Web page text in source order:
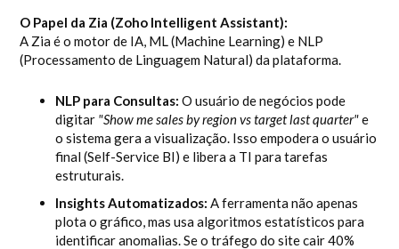
O Papel da Zia (Zoho Intelligent Assistant):
A Zia é o motor de IA, ML (Machine Learning) e NLP
(Processamento de Linguagem Natural) da plataforma.
NLP para Consultas: O usuário de negócios pode
digitar "Show me sales by region vs target last quarter"e
o sistema gera a visualização. Isso empodera o usuário
final (Self-Service BI) e libera a TI para tarefas
estruturais.
Insights Automatizados: A ferramenta não apenas
plota o gráfico, mas usa algoritmos estatísticos para
identificar anomalias. Se o tráfego do site cair 40%